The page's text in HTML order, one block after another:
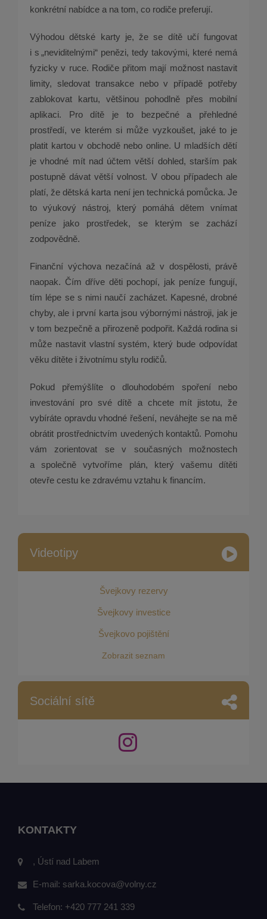
konkrétní nabídce a na tom, co rodiče preferují.
Výhodou dětské karty je, že se dítě učí fungovat
i s „neviditelnými“ penězi, tedy takovými, které nemá
fyzicky v ruce. Rodiče přitom mají možnost nastavit
limity, sledovat transakce nebo v případě potřeby
zablokovat kartu, většinou pohodlně přes mobilní
aplikaci. Pro dítě je to bezpečné a přehledné
prostředí, ve kterém si může vyzkoušet, jaké to je
platit kartou v obchodě nebo online. U mladších dětí
je vhodné mít nad účtem větší dohled, starším pak
postupně dávat větší volnost. V obou případech ale
platí, že dětská karta není jen technická pomůcka. Je
to výukový nástroj, který pomáhá dětem vnímat
peníze jako prostředek, se kterým se zachází
zodpovědně.
Finanční výchova nezačíná až v dospělosti, právě
naopak. Čím dříve děti pochopí, jak peníze fungují,
tím lépe se s nimi naučí zacházet. Kapesné, drobné
chyby, ale i první karta jsou výbornými nástroji, jak je
v tom bezpečně a přirozeně podpořit. Každá rodina si
může nastavit vlastní systém, který bude odpovídat
věku dítěte i životnímu stylu rodičů.
Pokud přemýšlíte o dlouhodobém spoření nebo
investování pro své dítě a chcete mít jistotu, že
vybíráte opravdu vhodné řešení, neváhejte se na mě
obrátit prostřednictvím uvedených kontaktů. Pomohu
vám zorientovat se v současných možnostech
a společně vytvoříme plán, který vašemu dítěti
otevře cestu ke zdravému vztahu k financím.
Videotipy
Švejkovy rezervy
Švejkovy investice
Švejkovo pojištění
Zobrazit seznam
Sociální sítě
KONTAKTY
, Ústí nad Labem
E-mail: sarka.kocova@volny.cz
Telefon: +420 777 241 339